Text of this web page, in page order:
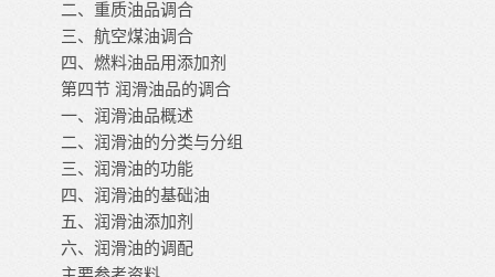
二、重质油品调合
三、航空煤油调合
四、燃料油品用添加剂
第四节 润滑油品的调合
一、润滑油品概述
二、润滑油的分类与分组
三、润滑油的功能
四、润滑油的基础油
五、润滑油添加剂
六、润滑油的调配